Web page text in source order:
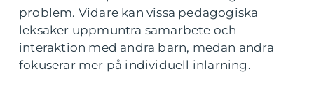
problem. Vidare kan vissa pedagogiska
leksaker uppmuntra samarbete och
interaktion med andra barn, medan andra
fokuserar mer på individuell inlärning.